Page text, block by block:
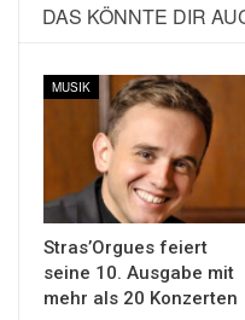
DAS KÖNNTE DIR
MUSIK
Stras’Orgues feiert
seine 10. Ausgabe mit
mehr als 20 Konzerten